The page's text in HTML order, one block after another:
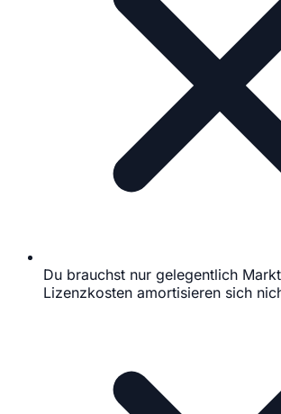
Du brauchst nur gelegentlich
Lizenzkosten amortisieren sich